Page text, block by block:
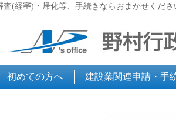
査(経審)・帰化等、手続きならおまかせくだ
初めての方へ 建設業関連申請・手